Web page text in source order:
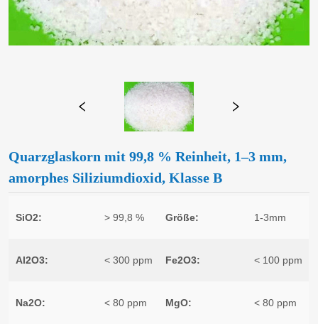
Quarzglaskorn mit 99,8 % Reinheit, 1–3 mm,
amorphes Siliziumdioxid, Klasse B